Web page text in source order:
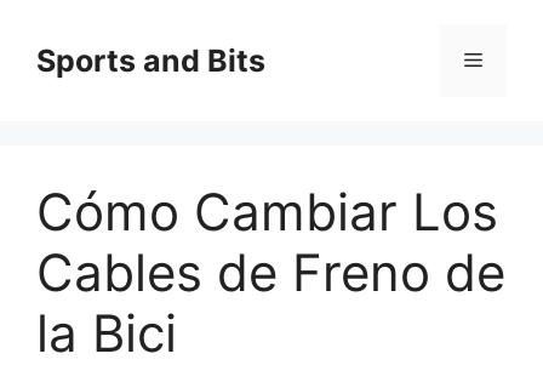
contenido
Sports and Bits Menú
Cómo Cambiar Los
Cables de Freno de
la Bici